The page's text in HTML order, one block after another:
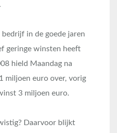
in de goede jaren
geringe winsten heeft
hield Maandag na
miljoen euro over, vorig
3 miljoen euro.
Daarvoor blijkt